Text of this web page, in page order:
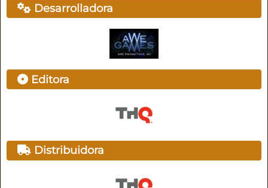
Desarrolladora
Editora
Distribuidora